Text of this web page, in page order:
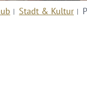
Stadt & Kultur